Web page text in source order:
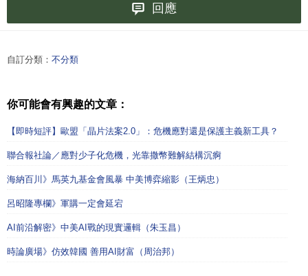
回應
自訂分類： 不分類
你可能會有興趣的文章：
【即時短評】歐盟「晶片法案2.0」：危機應對還是保護主義新工具？
聯合報社論／應對少子化危機，光靠撒幣難解結構沉痾
海納百川》馬英九基金會風暴 中美博弈縮影（王炳忠）
呂昭隆專欄》軍購一定會延宕
AI前沿解密》中美AI戰的現實邏輯（朱玉昌）
時論廣場》仿效韓國 善用AI財富（周治邦）